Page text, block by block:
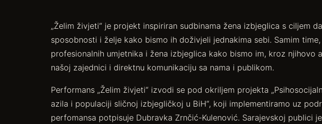
„Želim živjeti“ je projekt inspiriran sudbinama žena izbjeglica s ciljem
sposobnosti i želje kako bismo ih doživjeli jednakima sebi. Samim
profesionalnih umjetnika i žena izbjeglica kako bismo im, kroz
našoj zajednici i direktnu komunikaciju sa nama i publikom.
Performans „Želim živjeti“ izvodi se pod okriljem projekta
azila i populaciji sličnoj izbjegličkoj u BiH“, koji implementiramo uz
perfomansa potpisuje Dubravka Zrnčić-Kulenović. Sarajevskoj publici